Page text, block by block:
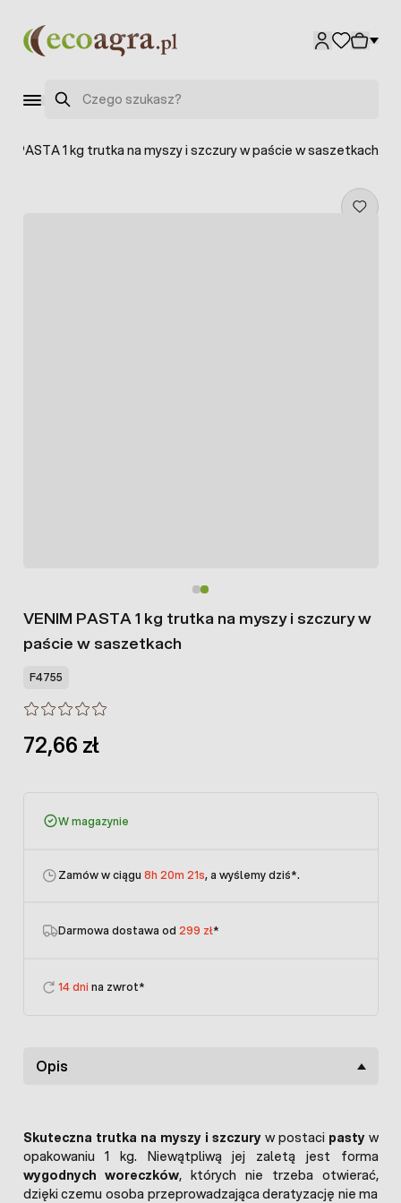
Szukaj
PASTA 1 kg trutka na myszy i szczury w paście w saszetkach
VENIM PASTA 1 kg trutka na myszy i szczury w
paście w saszetkach
F4755
72,66 zł
W magazynie
Zamów w ciągu 8h 20m 21s, a wyślemy dziś*.
Darmowa dostawa od 299 zł*
14 dni na zwrot*
Opis
Skuteczna trutka na myszy i szczuryw postaci pastyw
opakowaniu 1 kg. Niewątpliwą jej zaletą jest forma
wygodnych woreczków, których nie trzeba otwierać,
dzięki czemu osoba przeprowadzająca deratyzację nie ma